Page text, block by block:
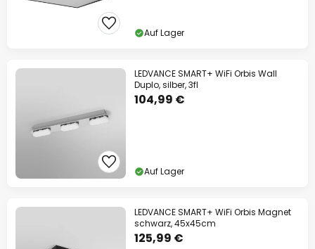
Auf Lager
LEDVANCE SMART+ WiFi Orbis Wall
Duplo, silber, 3fl
104,99 €
Auf Lager
LEDVANCE SMART+ WiFi Orbis Magnet
schwarz, 45x45cm
125,99 €